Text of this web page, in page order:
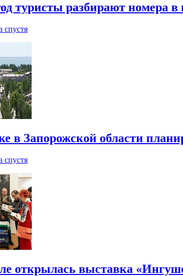
туристы разбирают номера в
спустя
в Запорожской области
спустя
открылась выставка